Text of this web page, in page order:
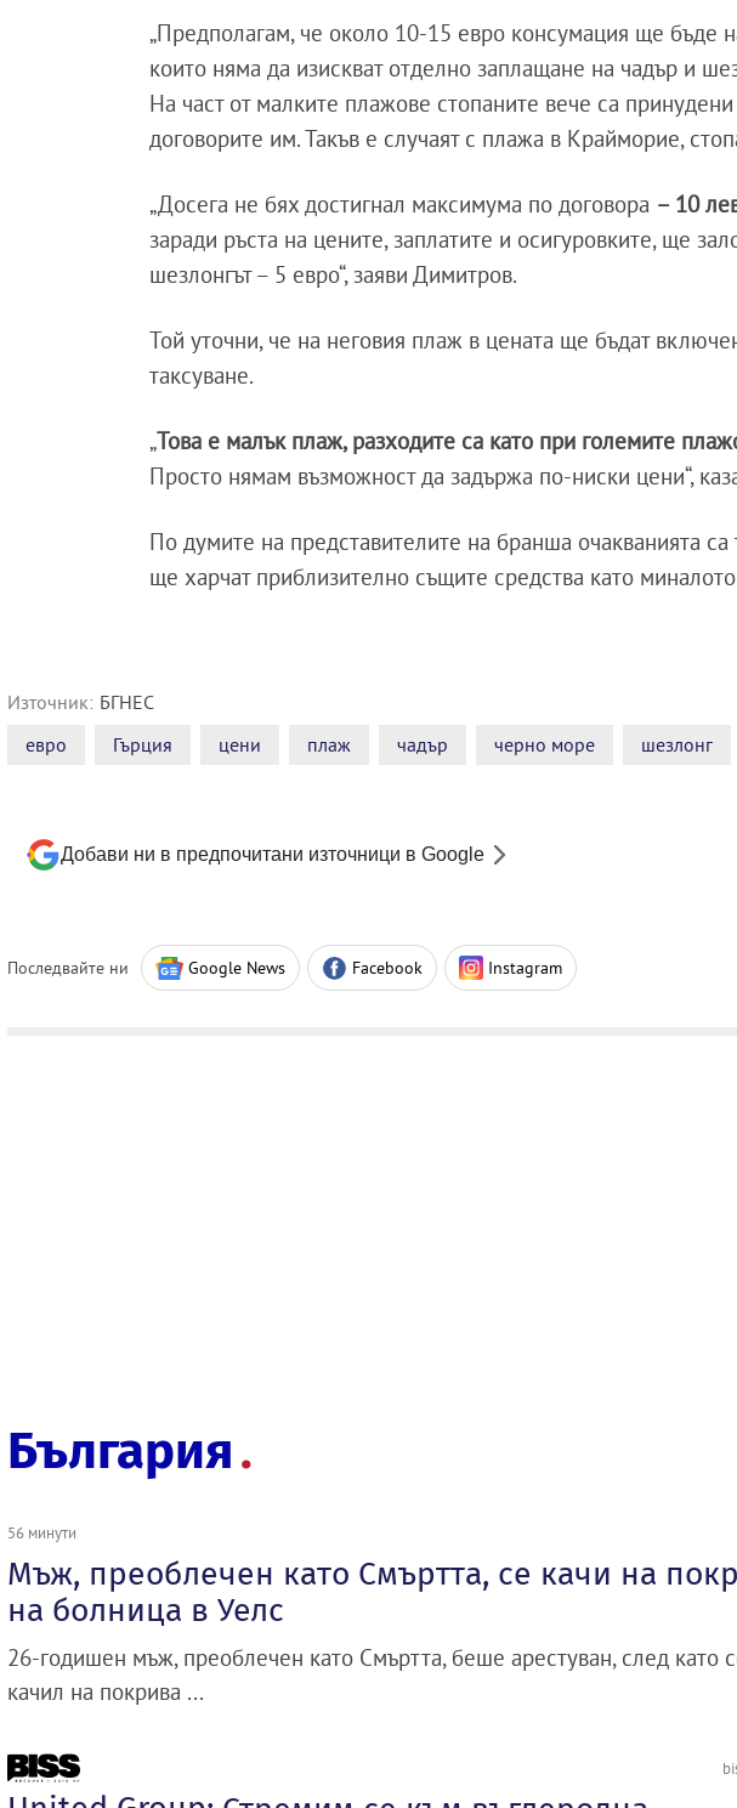
„Предполагам, че около 10-15 евро консумация ще бъде
които няма да изискват отделно заплащане на чадър и
На част от малките плажове стопаните вече са
договорите им. Такъв е случаят с плажа в Крайморие,
„Досега не бях достигнал максимума по договора – 10
заради ръста на цените, заплатите и осигуровките, ще
шезлонгът – 5 евро“, заяви Димитров.
Той уточни, че на неговия плаж в цената ще бъдат
таксуване.
„Това е малък плаж, разходите са като при големите
Просто нямам възможност да задържа по-ниски цени“,
По думите на представителите на бранша очакванията
ще харчат приблизително същите средства като
Източник: БГНЕС
евро
Гърция цени плаж чадър черно море шезлонг
Добави ни в предпочитани източници в Google
Последвайте ни Google News Facebook Instagram
България
56 минути
Мъж, преоблечен като Смъртта, се качи на
на болница в Уелс
26-годишен мъж, преоблечен като Смъртта, беше арестуван, след като
качил на покрива ...